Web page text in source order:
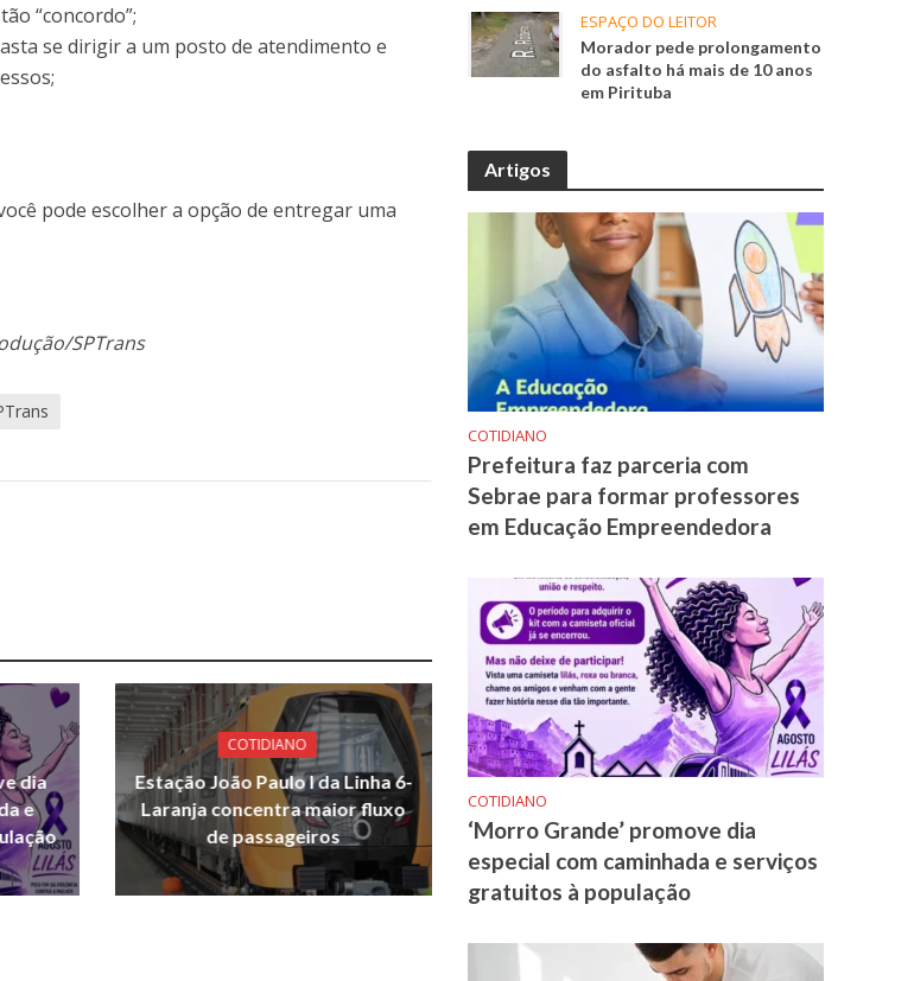
“concordo”;
se dirigir a um posto de atendimento e
pode escolher a opção de entregar uma
SPTrans
dia
e
COTIDIANO
Estação João Paulo I da Linha 6-
Laranja concentra maior fluxo
de passageiros
ESPAÇO DO LEITOR
Morador pede prolongamento
do asfalto há mais de 10 anos
em Pirituba
Artigos
COTIDIANO
Prefeitura faz parceria com
Sebrae para formar professores
em Educação Empreendedora
COTIDIANO
‘Morro Grande’ promove dia
especial com caminhada e serviços
gratuitos à população